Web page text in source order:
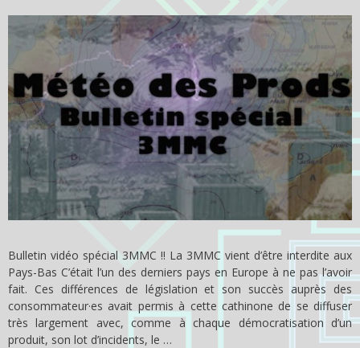
Bulletin vidéo spécial 3MMC !! La 3MMC vient d’être interdite aux
Pays-Bas C’était l’un des derniers pays en Europe à ne pas l’avoir
fait. Ces différences de législation et son succès auprès des
consommateur·es avait permis à cette cathinone de se diffuser
très largement avec, comme à chaque démocratisation d’un
produit, son lot d’incidents, le …